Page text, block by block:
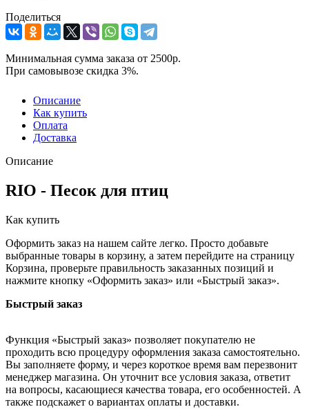
Поделиться
Минимальная сумма заказа от 2500р.
При самовывозе скидка 3%.
Описание
Как купить
Оплата
Доставка
Описание
RIO - Песок для птиц
Как купить
Оформить заказ на нашем сайте легко. Просто добавьте
выбранные товары в корзину, а затем перейдите на страницу
Корзина, проверьте правильность заказанных позиций и
нажмите кнопку «Оформить заказ» или «Быстрый заказ».
Быстрый заказ
Функция «Быстрый заказ» позволяет покупателю не
проходить всю процедуру оформления заказа самостоятельно.
Вы заполняете форму, и через короткое время вам перезвонит
менеджер магазина. Он уточнит все условия заказа, ответит
на вопросы, касающиеся качества товара, его особенностей. А
также подскажет о вариантах оплаты и доставки.